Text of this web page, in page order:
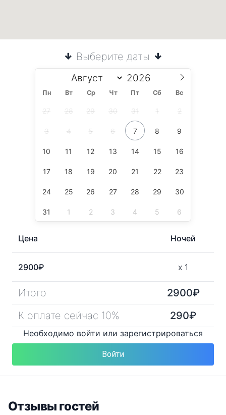
Выберите даты
Пн Вт Ср Чт Пт Сб Вс
27 28 29 30 31 1 2
3 4 5 6 7 8 9
10 11 12 13 14 15 16
17 18 19 20 21 22 23
24 25 26 27 28 29 30
31 1 2 3 4 5 6
Цена Ночей
2900₽ x 1
Итого 2900₽
К оплате сейчас 10%
290₽
Необходимо войти или зарегистрироваться
Войти
Отзывы гостей